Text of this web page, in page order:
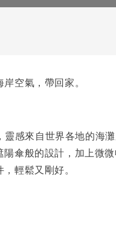
空氣，帶回家。
感來自世界各地的海
陽傘般的設計，加上微
輕鬆又剛好。